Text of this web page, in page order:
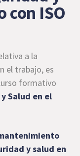
con ISO
a la
el trabajo, es
formativo
Salud en el
y salud en